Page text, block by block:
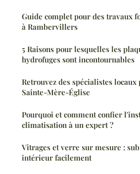
Guide complet pour des travaux
à Rambervillers
5 Raisons pour lesquelles les
hydrofuges sont incontournables
Retrouvez des spécialistes
Sainte-Mère-Église
Pourquoi et comment confier
climatisation à un expert ?
Vitrages et verre sur mesure :
intérieur facilement